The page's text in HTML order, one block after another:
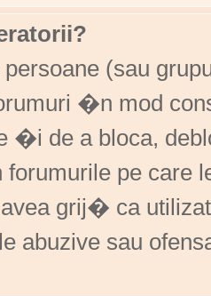
persoane (sau
�n mod
�i de a bloca,
pe care
grij� ca
abuzive sau